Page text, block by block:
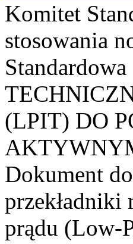
Komitet
stosowania
(LPIT) DO
Dokument
przekładniki
prądu (Low-